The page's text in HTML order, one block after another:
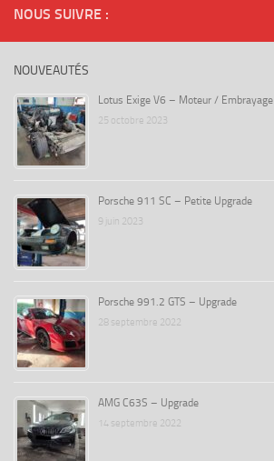
NOUS SUIVRE :
NOUVEAUTÉS
Lotus Exige V6 – Moteur / Embrayage
25 octobre 2023
Porsche 911 SC – Petite Upgrade
9 juin 2023
Porsche 991.2 GTS – Upgrade
28 septembre 2022
AMG C63S – Upgrade
14 septembre 2022